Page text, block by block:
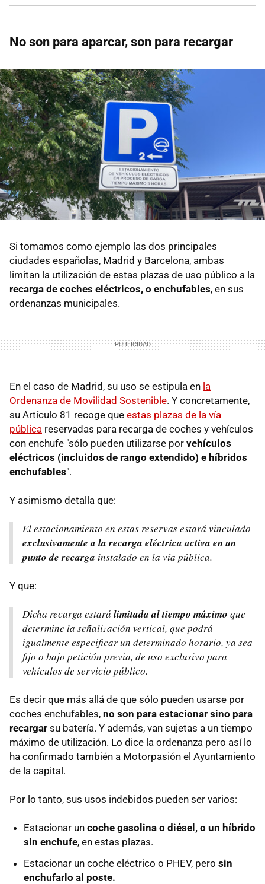
No son para aparcar, son para recargar
Si tomamos como ejemplo las dos principales
ciudades españolas, Madrid y Barcelona, ambas
limitan la utilización de estas plazas de uso público a la
recarga de coches eléctricos, o enchufables, en sus
ordenanzas municipales.
En el caso de Madrid, su uso se estipula en la
Ordenanza de Movilidad Sostenible. Y concretamente,
su Artículo 81 recoge que estas plazas de la vía
pública reservadas para recarga de coches y vehículos
con enchufe "sólo pueden utilizarse por vehículos
eléctricos (incluidos de rango extendido) e híbridos
enchufables".
Y asimismo detalla que:
El estacionamiento en estas reservas estará vinculado
exclusivamente a la recarga eléctrica activa en un
punto de recarga instalado en la vía pública.
Y que:
Dicha recarga estará limitada al tiempo máximo que
determine la señalización vertical, que podrá
igualmente especificar un determinado horario, ya sea
fijo o bajo petición previa, de uso exclusivo para
vehículos de servicio público.
Es decir que más allá de que sólo pueden usarse por
coches enchufables, no son para estacionar sino para
recargar su batería. Y además, van sujetas a un tiempo
máximo de utilización. Lo dice la ordenanza pero así lo
ha confirmado también a Motorpasión el Ayuntamiento
de la capital.
Por lo tanto, sus usos indebidos pueden ser varios:
Estacionar un coche gasolina o diésel, o un híbrido
sin enchufe, en estas plazas.
Estacionar un coche eléctrico o PHEV, pero sin
enchufarlo al poste.